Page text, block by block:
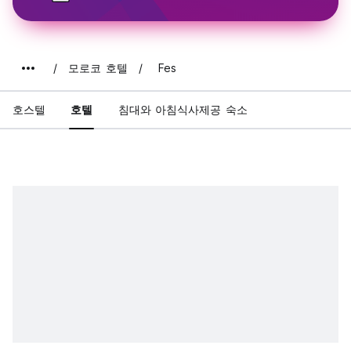
모로코 호텔 Fes
호스텔 호텔 침대와 아침식사제공 숙소